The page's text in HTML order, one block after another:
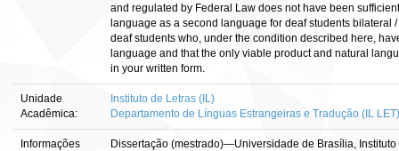
and regulated by Federal Law does not have been
language as a second language for deaf students
deaf students who, under the condition described here,
language and that the only viable product and natural
in your written form.
Unidade
Acadêmica:
Instituto de Letras (IL)
Departamento de Línguas Estrangeiras e Tradução (IL LET)
Informações
Dissertação (mestrado)—Universidade de Brasília,